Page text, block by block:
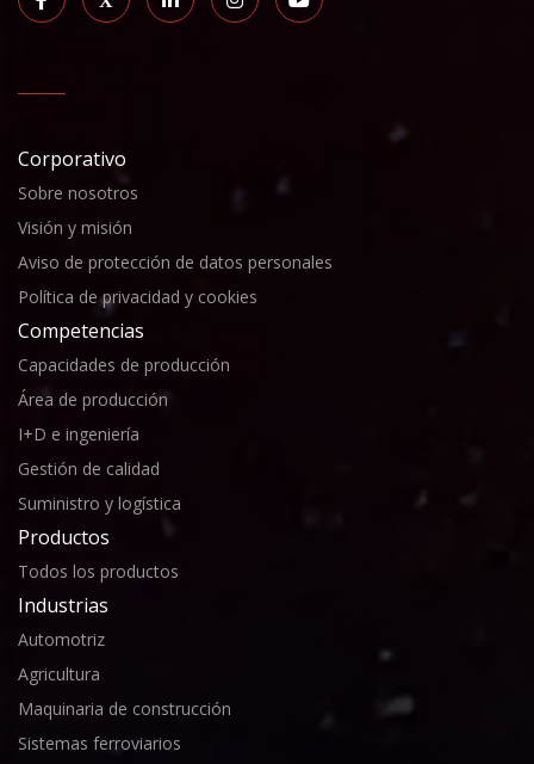
Corporativo
Sobre nosotros
Visión y misión
Aviso de protección de datos personales
Política de privacidad y cookies
Competencias
Capacidades de producción
Área de producción
I+D e ingeniería
Gestión de calidad
Suministro y logística
Productos
Todos los productos
Industrias
Automotriz
Agricultura
Maquinaria de construcción
Sistemas ferroviarios